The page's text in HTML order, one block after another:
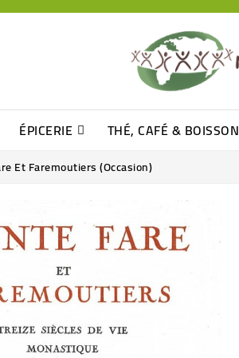
ÉPICERIE THÉ, CAFÉ & BOISSON
Et Faremoutiers (Occasion)